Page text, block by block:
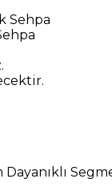
Sehpa
Dayanıklı